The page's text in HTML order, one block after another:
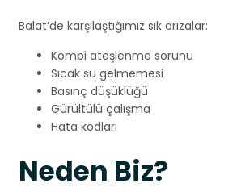
Balat’de karşılaştığımız sık arızalar:
Kombi ateşlenme sorunu
Sıcak su gelmemesi
Basınç düşüklüğü
Gürültülü çalışma
Hata kodları
Neden Biz?